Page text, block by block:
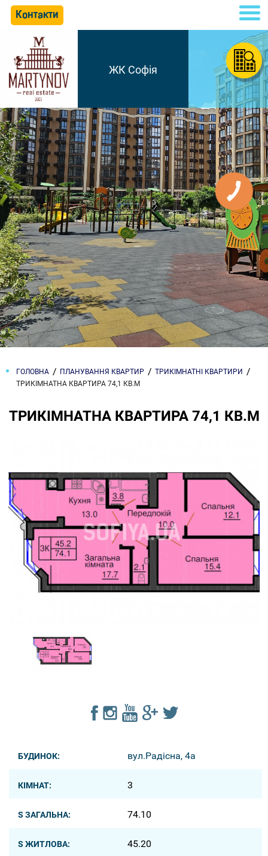
Контакти
ЖК Софія
ГОЛОВНА ПЛАНУВАННЯ КВАРТИР
ТРИКІМНАТНІ КВАРТИРИ
ТРИКІМНАТНА КВАРТИРА 74,1 КВ.М
ТРИКІМНАТНА КВАРТИРА 74,1 КВ.М
БУДИНОК: вул.Радісна, 4а
КІМНАТ: 3
S ЗАГАЛЬНА: 74.10
S ЖИТЛОВА: 45.20